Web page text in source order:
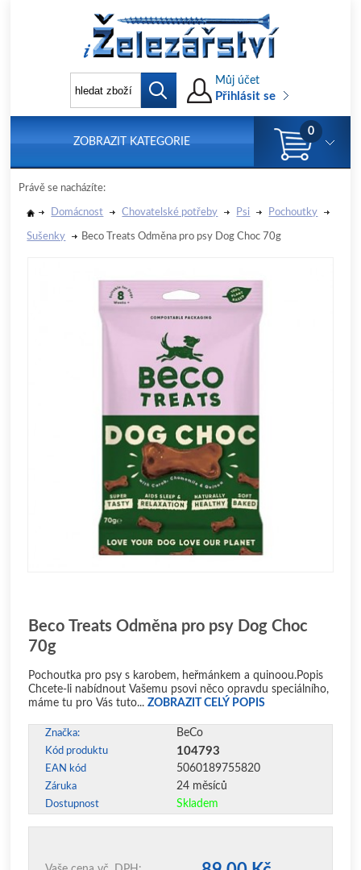
Můj účet
Přihlásit se
ZOBRAZIT KATEGORIE
0
Právě se nacházíte:
Domácnost Chovatelské potřeby Psi Pochoutky
Sušenky Beco Treats Odměna pro psy Dog Choc 70g
Beco Treats Odměna pro psy Dog Choc
70g
Pochoutka pro psy s karobem, heřmánkem a quinoou.Popis
Chcete-li nabídnout Vašemu psovi něco opravdu speciálního,
máme tu pro Vás tuto... ZOBRAZIT CELÝ POPIS
Značka: BeCo
Kód produktu 104793
EAN kód 5060189755820
Záruka 24 měsíců
Dostupnost Skladem